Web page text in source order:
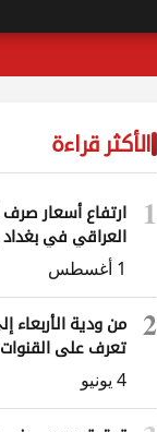
الأكثر قراءة
1
ارتفاع أسعار صرف
العراقي في
المحافظات
1 أغسطس
2
تعرف على القنوات
العراق
4 يونيو